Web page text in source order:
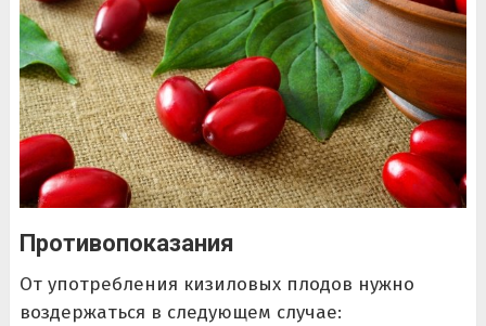
Противопоказания
От употребления кизиловых плодов нужно
воздержаться в следующем случае: